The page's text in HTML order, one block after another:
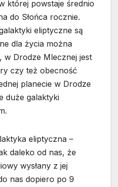
której powstaje średnio
do Słońca rocznie.
eliptyczne są
dla życia można
w Drodze Mlecznej jest
czy też obecność
planecie w Drodze
duże galaktyki
eliptyczna –
daleko od nas, że
wysłany z jej
nas dopiero po 9